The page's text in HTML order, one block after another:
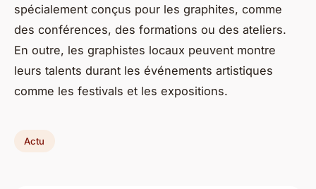
spécialement conçus pour les graphites, comme
des conférences, des formations ou des ateliers.
En outre, les graphistes locaux peuvent montre
leurs talents durant les événements artistiques
comme les festivals et les expositions.
Actu